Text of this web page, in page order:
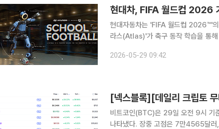
현대차, FIFA 월드컵 2026
현대자동차는 'FIFA 월드컵 2026™'
라스(Atlas)'가 축구 동작 학습을 통
'휴머니티를 향한 진보(Progress f
2026-05-29 09:42
비트코인(BTC)은 29일 오전 9시 기
나타냈다. 장중 고점은 7만4565달